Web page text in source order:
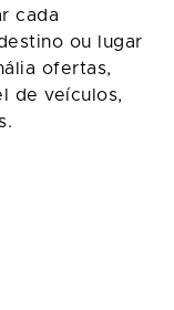
cada
ou lugar
ofertas,
de veículos,